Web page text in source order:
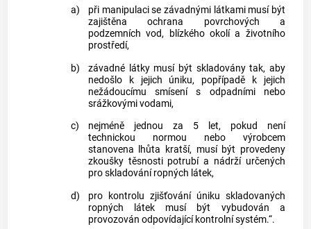
a)
při manipulaci se závadnými látkami musí být
zajištěna ochrana povrchových a
podzemních vod, blízkého okolí a životního
prostředí,
b)
závadné látky musí být skladovány tak, aby
nedošlo k jejich úniku, popřípadě k jejich
nežádoucímu smísení s odpadními nebo
srážkovými vodami,
c)
nejméně jednou za 5 let, pokud není
technickou normou nebo výrobcem
stanovena lhůta kratší, musí být provedeny
zkoušky těsnosti potrubí a nádrží určených
pro skladování ropných látek,
d)
pro kontrolu zjišťování úniku skladovaných
ropných látek musí být vybudován a
provozován odpovídající kontrolní systém.“.